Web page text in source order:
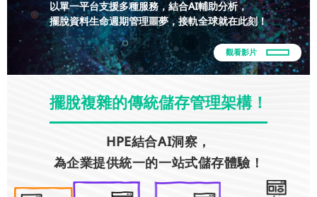
以單一平台支援多種服務，結合AI輔助分析，
擺脫資料生命週期管理噩夢，接軌全球就在此刻！
觀看影片
擺脫複雜的傳統儲存管理架構！
HPE結合AI洞察，
為企業提供統一的一站式儲存體驗！